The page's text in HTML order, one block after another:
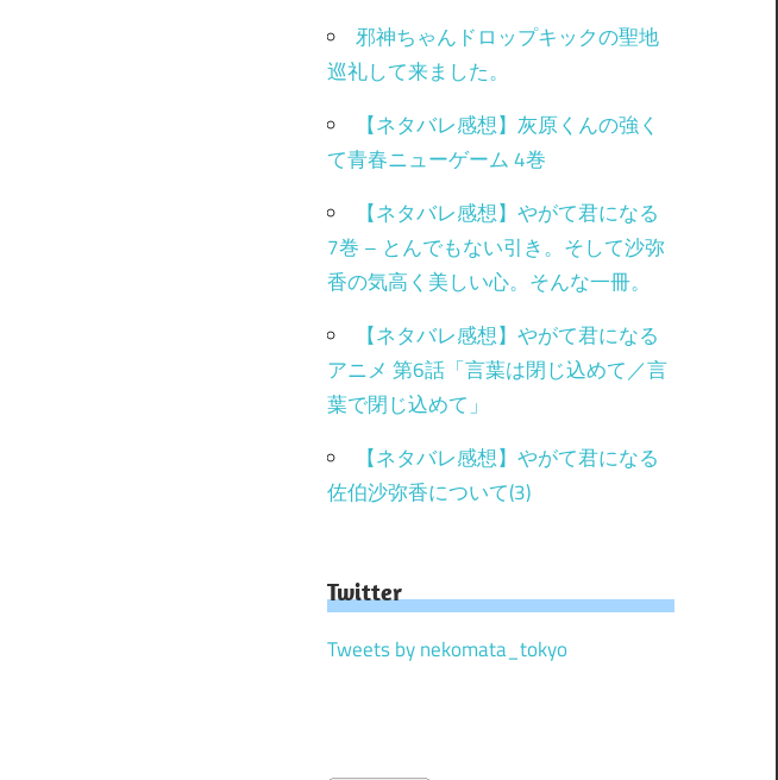
邪神ちゃんドロップキックの聖地
巡礼して来ました。
【ネタバレ感想】灰原くんの強く
て青春ニューゲーム 4巻
【ネタバレ感想】やがて君になる
7巻 – とんでもない引き。そして沙弥
香の気高く美しい心。そんな一冊。
【ネタバレ感想】やがて君になる
アニメ 第6話「言葉は閉じ込めて／言
葉で閉じ込めて」
【ネタバレ感想】やがて君になる
佐伯沙弥香について(3)
Twitter
Tweets by nekomata_tokyo